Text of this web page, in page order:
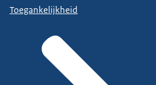
Toegankelijkheid